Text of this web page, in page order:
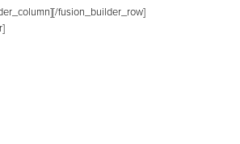
fusion_builder_row]